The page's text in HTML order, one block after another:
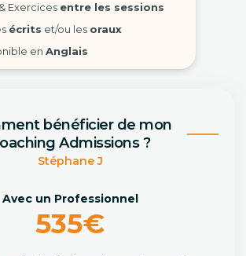
Exercices entre les sessions
écrits et/ou les oraux
en Anglais
bénéficier de mon
Admissions ?
Stéphane J
Avec un Professionnel
535€